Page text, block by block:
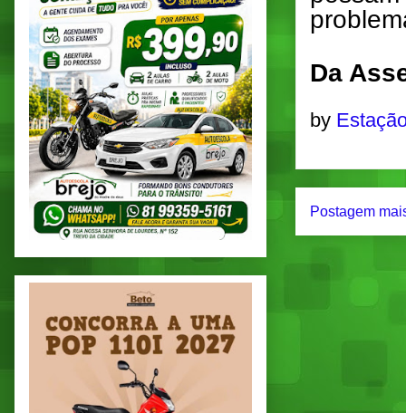
Da
by
Postagem